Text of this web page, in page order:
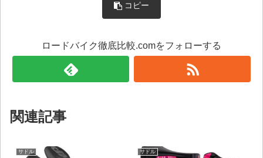
コピー
ロードバイク徹底比較.comをフォローする
関連記事
サドル サドル